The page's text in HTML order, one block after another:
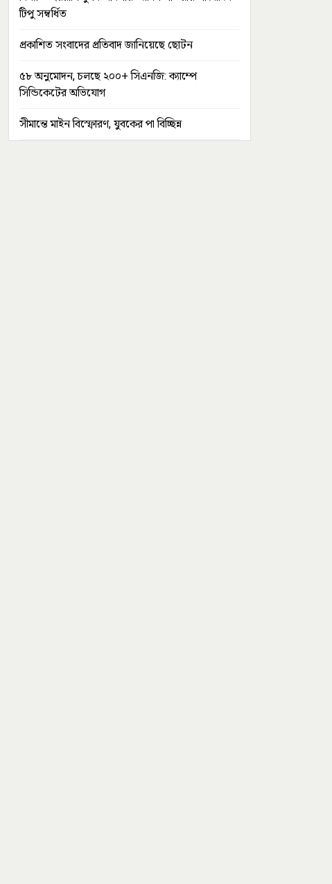
টিপু সম্বর্ধিত
প্রকাশিত সংবাদের প্রতিবাদ জানিয়েছে ছোটন
৫৮ অনুমোদন, চলছে ২০০+ সিএনজি: ক্যাম্পে
সিন্ডিকেটের অভিযোগ
সীমান্তে মাইন বিস্ফোরণ, যুবকের পা বিচ্ছিন্ন